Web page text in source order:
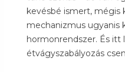
kevésbé ismert, mégis
mechanizmus ugyanis
hormonrendszer. És itt
étvágyszabályozás